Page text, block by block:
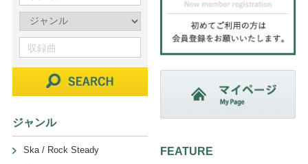
ジャンル
Ska / Rock Steady FEATURE